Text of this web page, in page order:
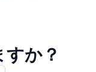
か？